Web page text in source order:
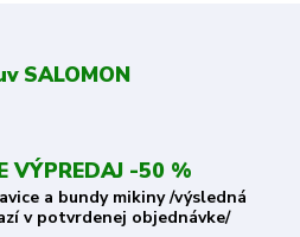
SALOMON
VÝPREDAJ -50 %
a bundy mikiny /výsledná
v potvrdenej objednávke/